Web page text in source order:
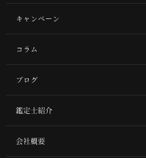
キャンペーン
コラム
ブログ
鑑定士紹介
会社概要